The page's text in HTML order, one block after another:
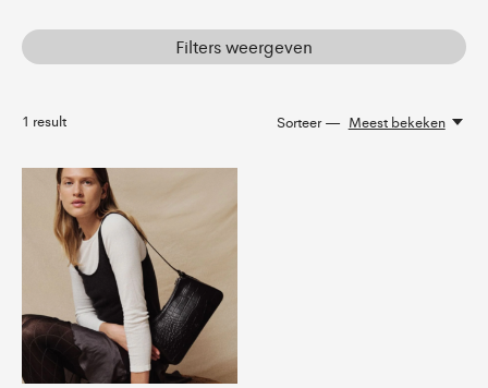
Filters weergeven
1 result Sorteer — Meest bekeken